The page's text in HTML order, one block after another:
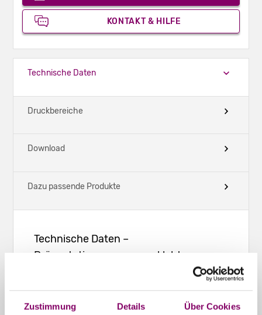
Zustimmung Details Über Cookies
KONTAKT & HILFE
Technische Daten
Druckbereiche
Download
Dazu passende Produkte
Technische Daten –
Präsentationsmappen geklebt -
Füllformat: